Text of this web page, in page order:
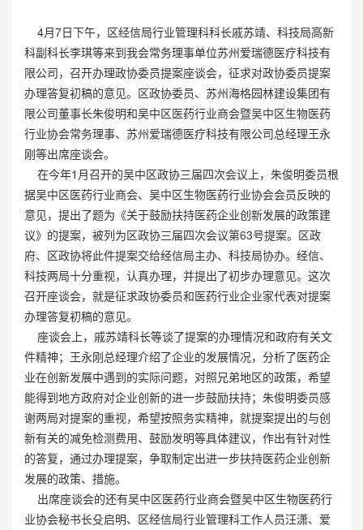
4月7日下午，区经信局行业管理科科长戚苏靖、科技局高新
科副科长李琪等来到我会常务理事单位苏州爱瑞德医疗科技有
限公司，召开办理政协委员提案座谈会，征求对政协委员提案
办理答复初稿的意见。区政协委员、苏州海格园林建设集团有
限公司董事长朱俊明和吴中区医药行业商会暨吴中区生物医药
行业协会常务理事、苏州爱瑞德医疗科技有限公司总经理王永
刚等出席座谈会。
在今年1月召开的吴中区政协三届四次会议上，朱俊明委员根
据吴中区医药行业商会、吴中区生物医药行业协会会员反映的
意见，提出了题为《关于鼓励扶持医药企业创新发展的政策建
议》的提案，被列为区政协三届四次会议第63号提案。区政
府、区政协将此件提案交给经信局主办、科技局协办。经信、
科技两局十分重视，认真办理，并提出了初步办理意见。这次
召开座谈会，就是征求政协委员和医药行业企业家代表对提案
办理答复初稿的意见。
座谈会上，戚苏靖科长等谈了提案的办理情况和政府有关文
件精神；王永刚总经理介绍了企业的发展情况，分析了医药企
业在创新发展中遇到的实际问题，对照兄弟地区的政策，希望
能得到地方政府对企业创新的进一步鼓励扶持；朱俊明委员感
谢两局对提案的重视，希望按照务实精神，就提案提出的与创
新有关的减免检测费用、鼓励发明等具体建议，作出有针对性
的答复，通过办理提案，争取制定出进一步扶持医药企业创新
发展的政策、措施。
出席座谈会的还有吴中区医药行业商会暨吴中区生物医药行
业协会秘书长殳启明、区经信局行业管理科工作人员汪潇、爱